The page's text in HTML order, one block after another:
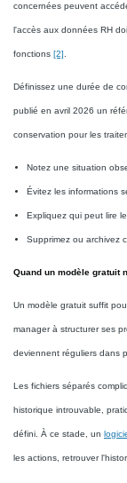
concernées peuvent
l'accès aux données RH
fonctions [2]
Définissez une durée de
publié en avril 2026 un
conservation pour les
Notez une situation
Évitez les informations
Expliquez qui peut lire
Supprimez ou archivez
Quand un modèle gratuit
Un modèle gratuit suffit
manager à structurer ses
deviennent réguliers dans
Les fichiers séparés
historique introuvable,
défini. À ce stade, un
les actions, retrouver